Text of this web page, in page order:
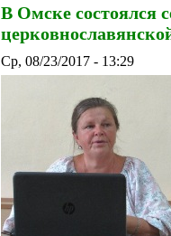
В Омске состоялся
Ср, 08/23/2017 - 13:29